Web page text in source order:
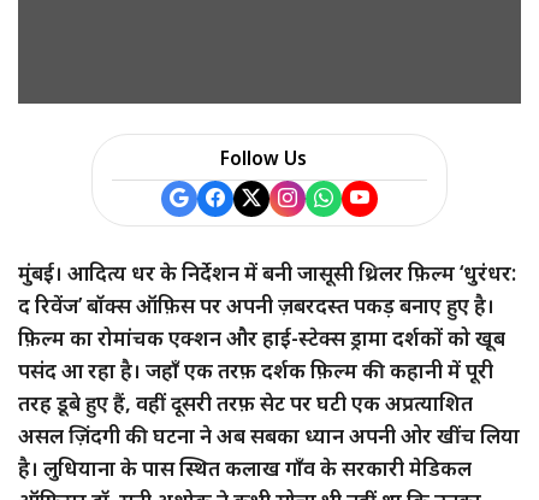
Follow Us
मुंबई। आदित्य धर के निर्देशन में बनी जासूसी थ्रिलर फ़िल्म ‘धुरंधर:
द रिवेंज’ बॉक्स ऑफ़िस पर अपनी ज़बरदस्त पकड़ बनाए हुए है।
फ़िल्म का रोमांचक एक्शन और हाई-स्टेक्स ड्रामा दर्शकों को खूब
पसंद आ रहा है। जहाँ एक तरफ़ दर्शक फ़िल्म की कहानी में पूरी
तरह डूबे हुए हैं, वहीं दूसरी तरफ़ सेट पर घटी एक अप्रत्याशित
असल ज़िंदगी की घटना ने अब सबका ध्यान अपनी ओर खींच लिया
है। लुधियाना के पास स्थित कलाख गाँव के सरकारी मेडिकल